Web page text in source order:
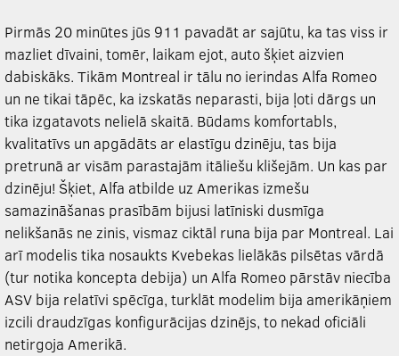
Pirmās 20 minūtes jūs 911 pavadāt ar sajūtu, ka tas viss ir
mazliet dīvaini, tomēr, laikam ejot, auto šķiet aizvien
dabiskāks. Tikām Montreal ir tālu no ierindas Alfa Romeo
un ne tikai tāpēc, ka izskatās neparasti, bija ļoti dārgs un
tika izgatavots nelielā skaitā. Būdams komfortabls,
kvalitatīvs un apgādāts ar elastīgu dzinēju, tas bija
pretrunā ar visām parastajām itāliešu klišejām. Un kas par
dzinēju! Šķiet, Alfa atbilde uz Amerikas izmešu
samazināšanas prasībām bijusi latīniski dusmīga
nelikšanās ne zinis, vismaz ciktāl runa bija par Montreal. Lai
arī modelis tika nosaukts Kvebekas lielākās pilsētas vārdā
(tur notika koncepta debija) un Alfa Romeo pārstāv niecība
ASV bija relatīvi spēcīga, turklāt modelim bija amerikāņiem
izcili draudzīgas konfigurācijas dzinējs, to nekad oficiāli
netirgoja Amerikā.